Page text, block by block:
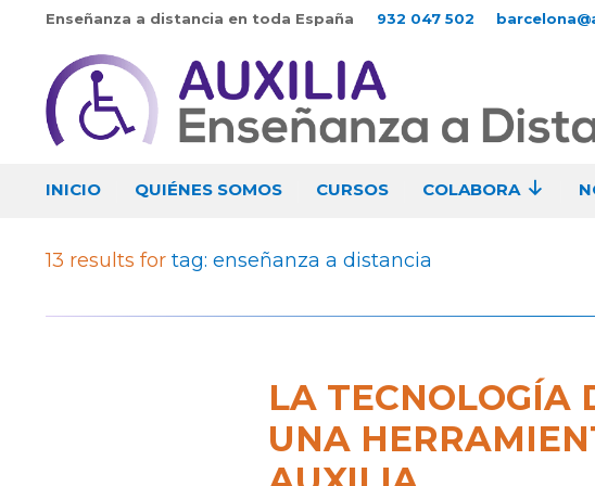
Enseñanza a distancia en toda España 932 047 502
INICIO QUIÉNES SOMOS CURSOS COLABORA
13 results for tag: enseñanza a distancia
LA TECNOLOGÍA
UNA